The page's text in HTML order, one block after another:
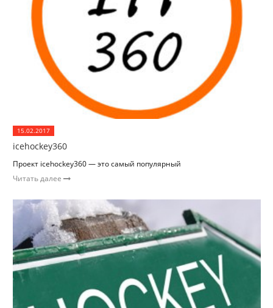
15.02.2017
icehockey360
Проект icehockey360 — это самый популярный
Читать далее